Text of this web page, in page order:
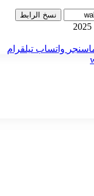
نسخ الرابط
واتساب تيلقرام